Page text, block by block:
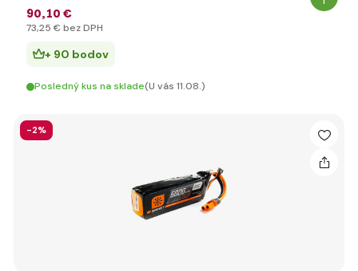
90,10 €
73,25 € bez DPH
+ 90 bodov
Posledný kus na sklade(U vás 11.08.)
-2%